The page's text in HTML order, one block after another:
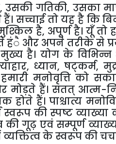
,उसकी गतिकी, उसका
हैं। सच्चाई तो यह है कि
है, अपूर्ण है। यूँ तो
हंै और अपने तरीकेसे
मुख्य है। योग के विभिन्न
, ध्यान,षट्कर्म,
हमारी मनोवृत्ति को
मोड़ते हैं। सतत् आत्म-
होते हैं। पाश्चात्य
स्वरूप की स्पष्ट व्याख्या
की गूढ़ एवं सम्पूर्ण
व्यक्तित्वकेस्वरूपकी